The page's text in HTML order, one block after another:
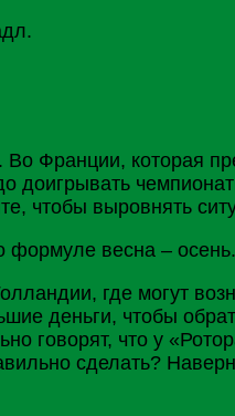
Во Франции, которая
доигрывать
чтобы выровнять
формуле весна – осень.
, где могут
деньги, чтобы
говорят, что у
сделать?